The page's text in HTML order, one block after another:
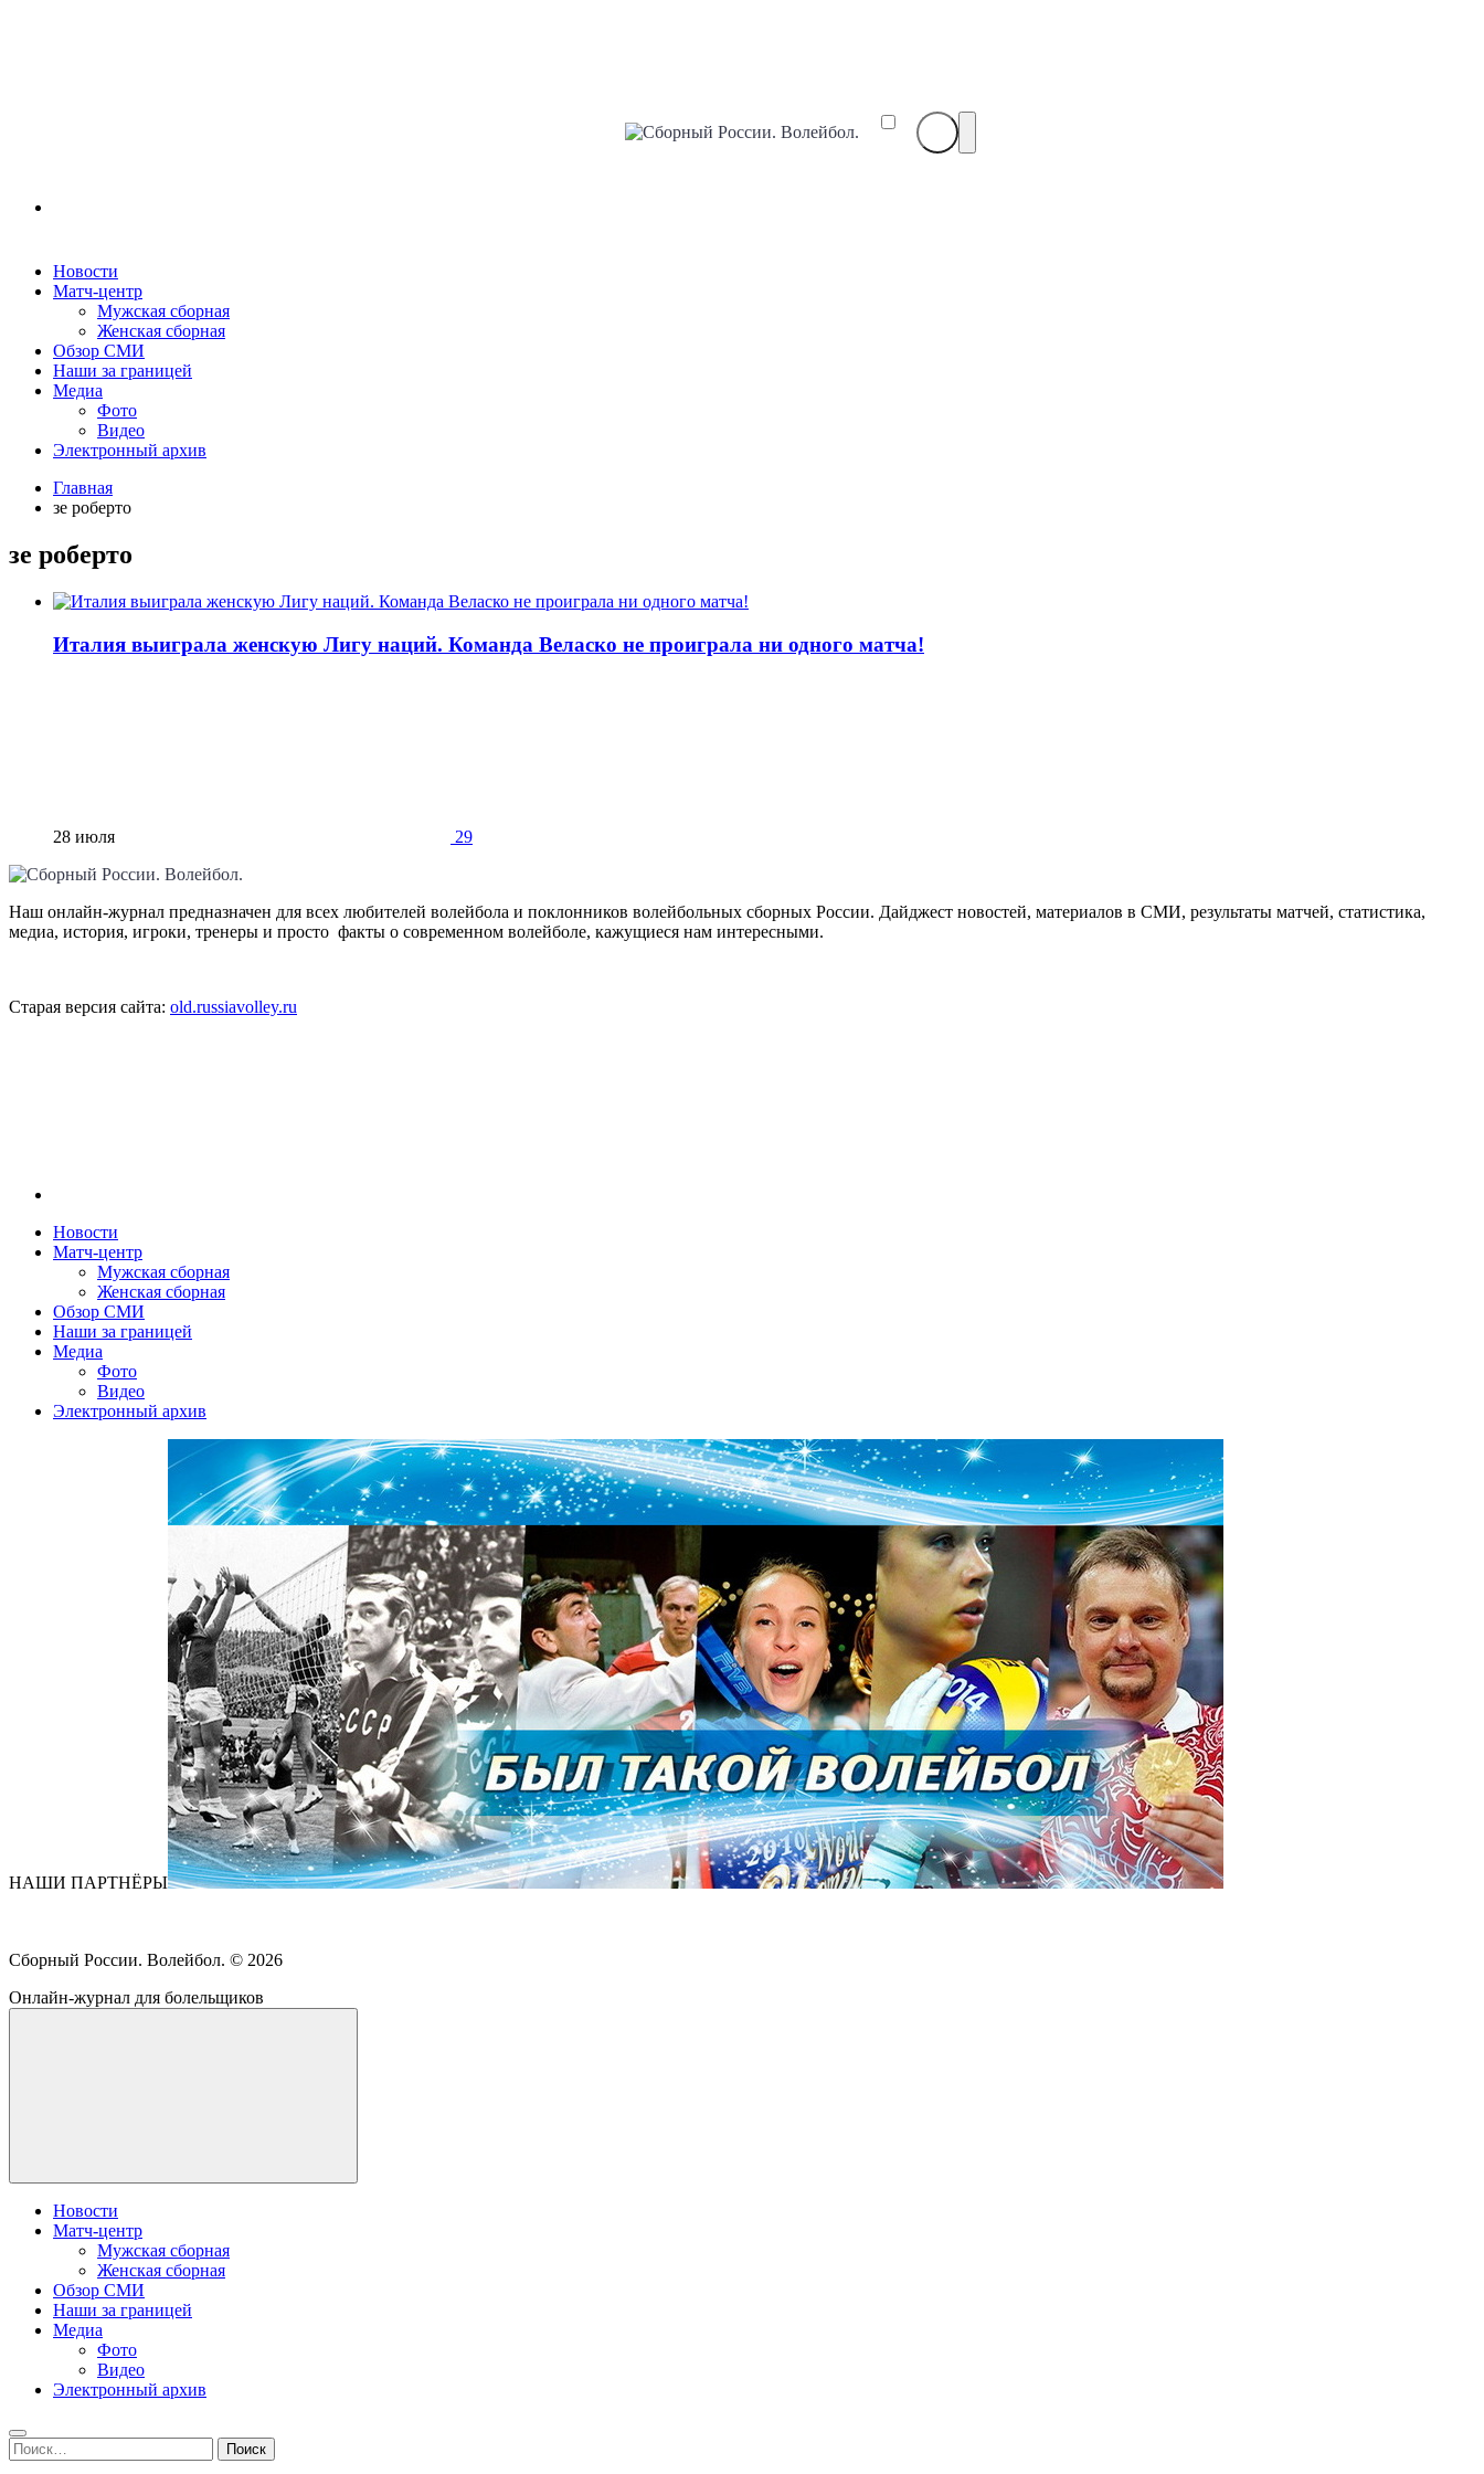
Сборный
Новости
Матч-центр
Мужская сборная
Женская сборная
Обзор СМИ
Наши за границей
Медиа
Фото
Видео
Электронный архив
Главная
зе роберто
зе роберто
Италия выиграла женскую Лигу наций. Команда Веласко не проиграла ни одного матча!
28 июля 29
Наш онлайн-журнал предназначен для всех любителей волейбола и поклонников волейбольных сборных России. Дайджест новостей, материалов в СМИ, результаты матчей, статистика,
медиа, история, игроки, тренеры и просто факты о современном волейболе, кажущиеся нам интересными.
Старая версия сайта: old.russiavolley.ru
Новости
Матч-центр
Мужская сборная
Женская сборная
Обзор СМИ
Наши за границей
Медиа
Фото
Видео
Электронный архив
НАШИ ПАРТНЁРЫ
Сборный России. Волейбол. © 2026
Онлайн-журнал для болельщиков
Новости
Матч-центр
Мужская сборная
Женская сборная
Обзор СМИ
Наши за границей
Медиа
Фото
Видео
Электронный архив
Найти: